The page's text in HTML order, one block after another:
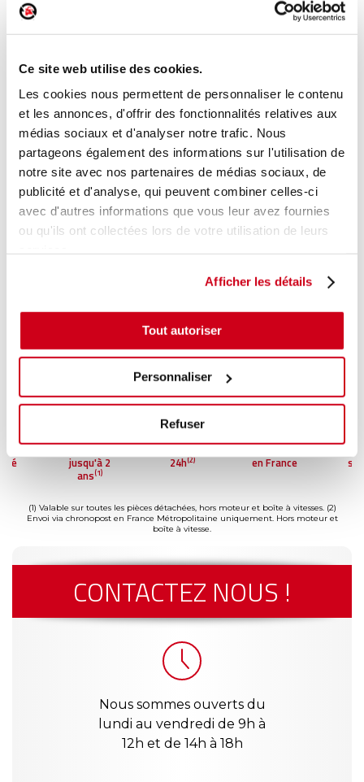
Ce site web utilise des cookies.
Les cookies nous permettent de personnaliser le contenu
et les annonces, d'offrir des fonctionnalités relatives aux
médias sociaux et d'analyser notre trafic. Nous
partageons également des informations sur l'utilisation de
notre site avec nos partenaires de médias sociaux, de
publicité et d'analyse, qui peuvent combiner celles-ci
avec d'autres informations que vous leur avez fournies
ou qu'ils ont collectées lors de votre utilisation de leurs
Afficher les détails
Tout autoriser
Personnaliser
Refuser
Plage arrière
Réf. constructeur :8200293831
Modèle de provenance
Caractéristiques techniques
En stock 41,00 € TTC
AJOUTER AU PANIER
Garantie
jusqu'à 2
ans(1)
Livraison dès
24h(2)
Reconditionné
en France
(1) Valable sur toutes les pièces détachées, hors moteur et boîte à vitesses. (2)
Envoi via chronopost en France Métropolitaine uniquement. Hors moteur et
boîte à vitesse.
CONTACTEZ NOUS !
Nous sommes ouverts du
lundi au vendredi de 9h à
12h et de 14h à 18h